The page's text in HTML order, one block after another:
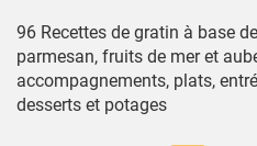
96 Recettes de gratin à base
parmesan, fruits de mer et
accompagnements, plats,
desserts et potages